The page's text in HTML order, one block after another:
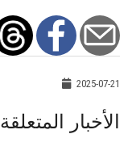
2025-07-21
الأخبار المتعلقة